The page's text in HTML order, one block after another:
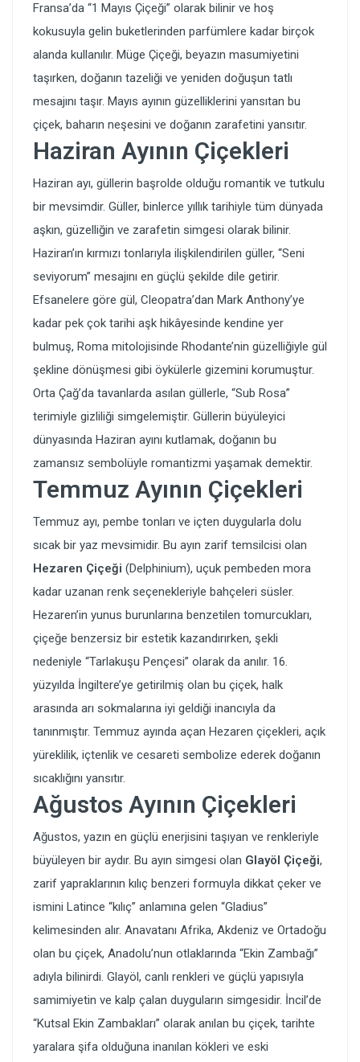
Fransa’da “1 Mayıs Çiçeği” olarak bilinir ve hoş
kokusuyla gelin buketlerinden parfümlere kadar birçok
alanda kullanılır. Müge Çiçeği, beyazın masumiyetini
taşırken, doğanın tazeliği ve yeniden doğuşun tatlı
mesajını taşır. Mayıs ayının güzelliklerini yansıtan bu
çiçek, baharın neşesini ve doğanın zarafetini yansıtır.
Haziran Ayının Çiçekleri
Haziran ayı, güllerin başrolde olduğu romantik ve tutkulu
bir mevsimdir. Güller, binlerce yıllık tarihiyle tüm dünyada
aşkın, güzelliğin ve zarafetin simgesi olarak bilinir.
Haziran’ın kırmızı tonlarıyla ilişkilendirilen güller, “Seni
seviyorum” mesajını en güçlü şekilde dile getirir.
Efsanelere göre gül, Cleopatra’dan Mark Anthony’ye
kadar pek çok tarihi aşk hikâyesinde kendine yer
bulmuş, Roma mitolojisinde Rhodante’nin güzelliğiyle gül
şekline dönüşmesi gibi öykülerle gizemini korumuştur.
Orta Çağ’da tavanlarda asılan güllerle, “Sub Rosa”
terimiyle gizliliği simgelemiştir. Güllerin büyüleyici
dünyasında Haziran ayını kutlamak, doğanın bu
zamansız sembolüyle romantizmi yaşamak demektir.
Temmuz Ayının Çiçekleri
Temmuz ayı, pembe tonları ve içten duygularla dolu
sıcak bir yaz mevsimidir. Bu ayın zarif temsilcisi olan
Hezaren Çiçeği (Delphinium), uçuk pembeden mora
kadar uzanan renk seçenekleriyle bahçeleri süsler.
Hezaren’in yunus burunlarına benzetilen tomurcukları,
çiçeğe benzersiz bir estetik kazandırırken, şekli
nedeniyle “Tarlakuşu Pençesi” olarak da anılır. 16.
yüzyılda İngiltere’ye getirilmiş olan bu çiçek, halk
arasında arı sokmalarına iyi geldiği inancıyla da
tanınmıştır. Temmuz ayında açan Hezaren çiçekleri, açık
yüreklilik, içtenlik ve cesareti sembolize ederek doğanın
sıcaklığını yansıtır.
Ağustos Ayının Çiçekleri
Ağustos, yazın en güçlü enerjisini taşıyan ve renkleriyle
büyüleyen bir aydır. Bu ayın simgesi olan Glayöl Çiçeği,
zarif yapraklarının kılıç benzeri formuyla dikkat çeker ve
ismini Latince “kılıç” anlamına gelen “Gladius”
kelimesinden alır. Anavatanı Afrika, Akdeniz ve Ortadoğu
olan bu çiçek, Anadolu’nun otlaklarında “Ekin Zambağı”
adıyla bilinirdi. Glayöl, canlı renkleri ve güçlü yapısıyla
samimiyetin ve kalp çalan duyguların simgesidir. İncil’de
“Kutsal Ekin Zambakları” olarak anılan bu çiçek, tarihte
yaralara şifa olduğuna inanılan kökleri ve eski